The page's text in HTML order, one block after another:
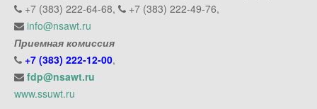
+7 (383) 222-64-68,
+7 (383) 222-49-76,
info@nsawt.ru
Приемная комиссия
+7 (383) 222-12-00,
fdp@nsawt.ru
www.ssuwt.ru